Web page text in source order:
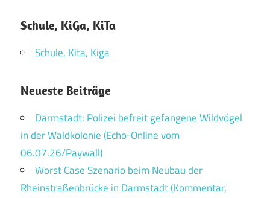
Schule, KiGa, KiTa
Schule, Kita, Kiga
Neueste Beiträge
Darmstadt: Polizei befreit gefangene Wildvögel
in der Waldkolonie (Echo-Online vom
06.07.26/Paywall)
Worst Case Szenario beim Neubau der
Rheinstraßenbrücke in Darmstadt (Kommentar,